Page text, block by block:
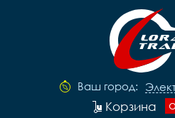
Ваш город:
Корзина